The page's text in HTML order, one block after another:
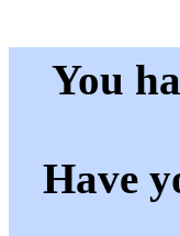
You
Have